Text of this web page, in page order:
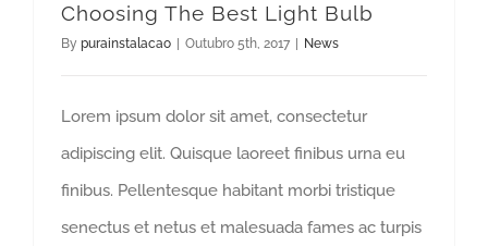
Choosing The Best Light Bulb
By purainstalacao Outubro 5th, 2017 News
Lorem ipsum dolor sit amet, consectetur
adipiscing elit. Quisque laoreet finibus urna eu
finibus. Pellentesque habitant morbi tristique
senectus et netus et malesuada fames ac turpis